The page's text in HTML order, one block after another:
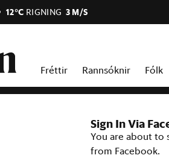
12°C RIGNING 3 M/S
Fréttir Rannsóknir Fólk
Sign In Via
You are about to
from Facebook.